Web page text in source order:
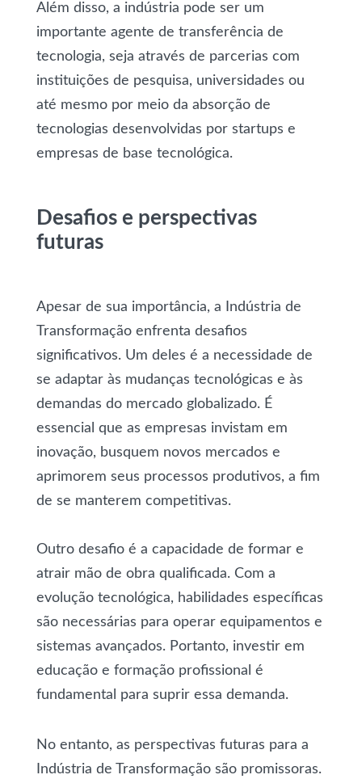
Além disso, a indústria pode ser um
importante agente de transferência de
tecnologia, seja através de parcerias com
instituições de pesquisa, universidades ou
até mesmo por meio da absorção de
tecnologias desenvolvidas por startups e
empresas de base tecnológica.
Desafios e perspectivas
futuras
Apesar de sua importância, a Indústria de
Transformação enfrenta desafios
significativos. Um deles é a necessidade de
se adaptar às mudanças tecnológicas e às
demandas do mercado globalizado. É
essencial que as empresas invistam em
inovação, busquem novos mercados e
aprimorem seus processos produtivos, a fim
de se manterem competitivas.
Outro desafio é a capacidade de formar e
atrair mão de obra qualificada. Com a
evolução tecnológica, habilidades específicas
são necessárias para operar equipamentos e
sistemas avançados. Portanto, investir em
educação e formação profissional é
fundamental para suprir essa demanda.
No entanto, as perspectivas futuras para a
Indústria de Transformação são promissoras.